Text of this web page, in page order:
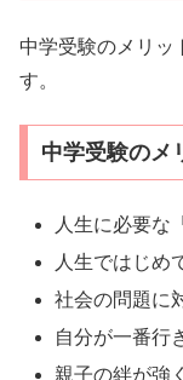
中学受験のメリッ
す。
中学受験のメ
人生に必要な
人生ではじめ
社会の問題に
自分が一番行
親子の絆が強